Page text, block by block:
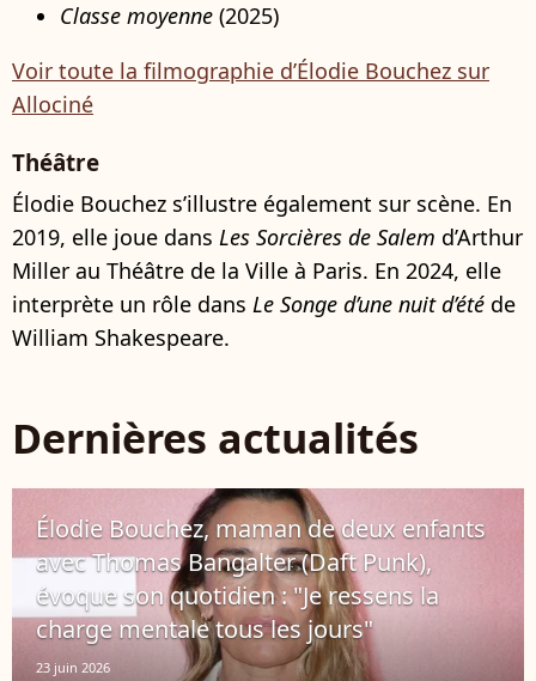
Classe moyenne (2025)
Voir toute la filmographie d’Élodie Bouchez sur
Allociné
Théâtre
Élodie Bouchez s’illustre également sur scène. En
2019, elle joue dans Les Sorcières de Salem d’Arthur
Miller au Théâtre de la Ville à Paris. En 2024, elle
interprète un rôle dans Le Songe d’une nuit d’été de
William Shakespeare.
Dernières actualités
Élodie Bouchez, maman de deux enfants
avec Thomas Bangalter (Daft Punk),
évoque son quotidien : "Je ressens la
charge mentale tous les jours"
23 juin 2026